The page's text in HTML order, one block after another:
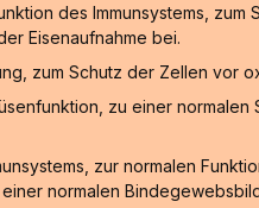
des Immunsystems,
Eisenaufnahme bei.
zum Schutz der Zellen vor
zu einer
zur normalen
normalen